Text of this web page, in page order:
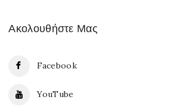
Ακολουθήστε Μας
Facebook
YouTube